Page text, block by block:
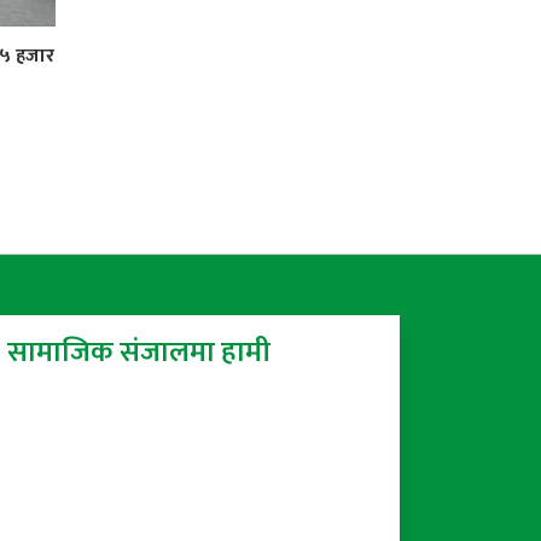
हजार
सामाजिक संजालमा हामी